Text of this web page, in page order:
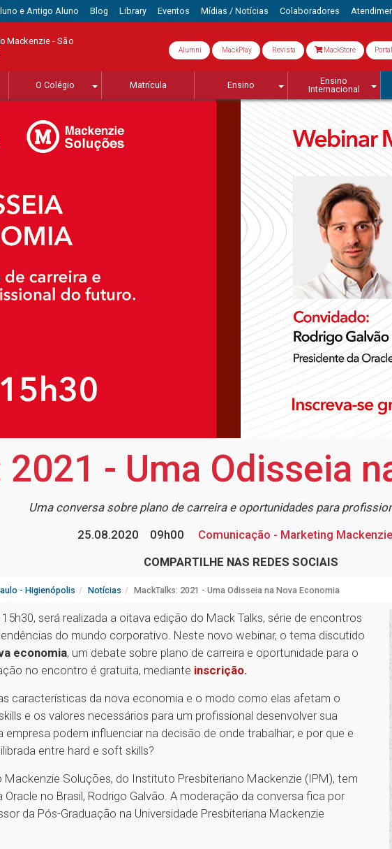
e Antigo Aluno Blog Library Eventos Mídias / Notícias Colaboradores
Mackenzie - São
Alumni MackPlay Revista MackStore
O Colégio Matrícula Ensino
Ensino
Internacional
- Uma Odisseia
Uma conversa sobre plano de carreira e oportunidades para
25.08.2020
09h00
Comunicação - Marketing Mackenzie
COMPARTILHE NAS REDES SOCIAIS
- Higienópolis Notícias MackTalks: 2021 - Uma Odisseia na Nova Economia
será realizada a oitava edição do Mack Talks, série de encontros
do mundo corporativo. Neste novo webinar, o tema discutido
economia, um debate sobre plano de carreira e oportunidade para o
no encontro é gratuita, mediante inscrição.
características da nova economia e o modo como elas afetam o
e os valores necessários para um profissional desenvolver sua
podem influenciar na decisão de onde trabalhar; e por que e
entre hard e soft skills?
Mackenzie Soluções, do Instituto Presbiteriano Mackenzie (IPM), tem
no Brasil, Rodrigo Galvão. A moderação da conversa fica por
da Pós-Graduação na Universidade Presbiteriana Mackenzie